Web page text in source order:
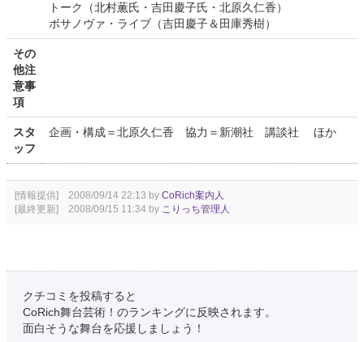
トーク（北村薫氏・吉田慶子氏・北原久仁香）
ボサノヴァ・ライブ（吉田慶子＆田庫秀樹）
その
他注
意事
項
スタ
ッフ
企画・構成＝北原久仁香 協力＝新潮社 講談社 ほか
[情報提供] 2008/09/14 22:13 by CoRich案内人
[最終更新] 2008/09/15 11:34 by こりっち管理人
クチコミを投稿すると
CoRich舞台芸術！のランキングに反映されます。
面白そうな舞台を応援しましょう！